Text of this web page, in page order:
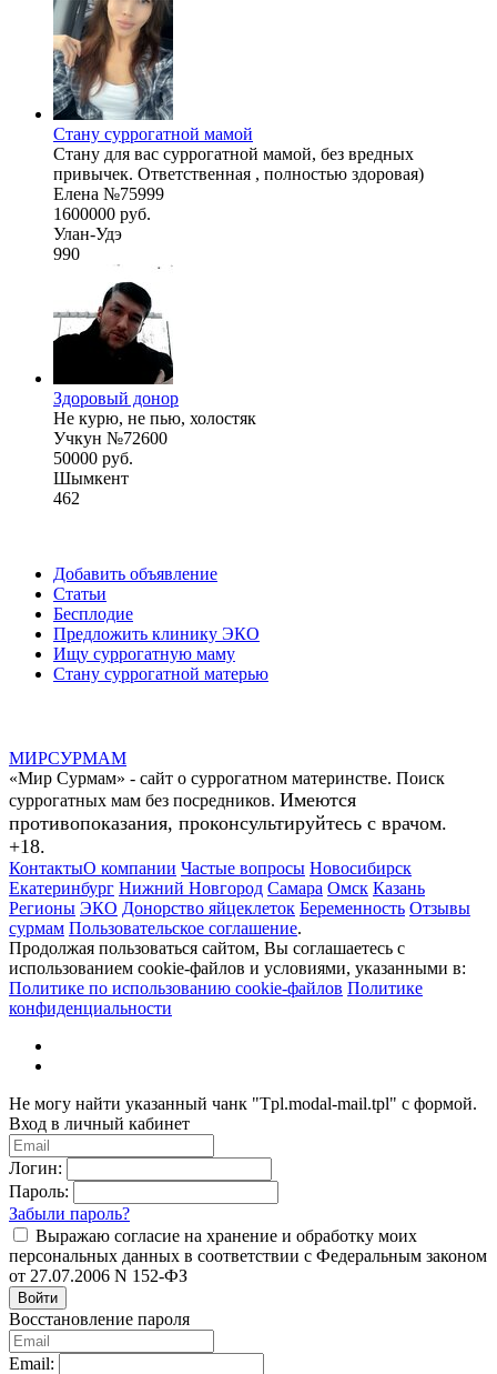
Стану суррогатной мамой
Стану для вас суррогатной мамой, без вредных
привычек. Ответственная , полностью здоровая)
Елена №75999
1600000 руб.
Улан-Удэ
990
Здоровый донор
Не курю, не пью, холостяк
Учкун №72600
50000 руб.
Шымкент
462
Добавить объявление
Статьи
Бесплодие
Предложить клинику ЭКО
Ищу суррогатную маму
Стану суррогатной матерью
МИРСУРМАМ
«Мир Сурмам» - сайт о суррогатном материнстве. Поиск
суррогатных мам без посредников. Имеются
противопоказания, проконсультируйтесь с врачом.
+18.
КонтактыО компании Частые вопросы Новосибирск
Екатеринбург Нижний Новгород Самара Омск Казань
Регионы ЭКО Донорство яйцеклеток Беременность Отзывы
сурмам Пользовательское соглашение.
Продолжая пользоваться сайтом, Вы соглашаетесь с
использованием cookie-файлов и условиями, указанными в:
Политике по использованию cookie-файлов Политике
конфиденциальности
Не могу найти указанный чанк "Tpl.modal-mail.tpl" с формой.
Вход в личный кабинет
Логин:
Пароль:
Забыли пароль?
Выражаю согласие на хранение и обработку моих
персональных данных в соответствии с Федеральным законом
от 27.07.2006 N 152-ФЗ
Войти
Восстановление пароля
Email: